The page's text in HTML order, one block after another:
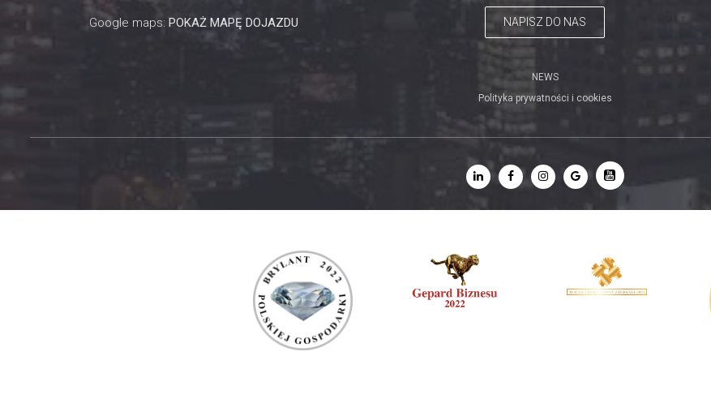
Google maps: POKAŻ MAPĘ DOJAZDU NAPISZ DO NAS
NEWS
Polityka prywatności i cookies